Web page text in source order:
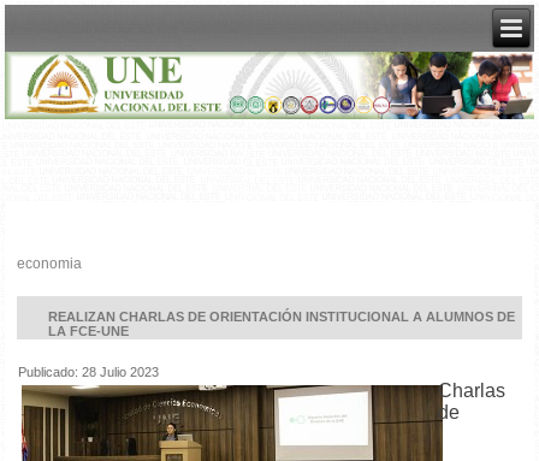
economia
REALIZAN CHARLAS DE ORIENTACIÓN INSTITUCIONAL A ALUMNOS DE
LA FCE-UNE
Publicado: 28 Julio 2023
Charlas
de